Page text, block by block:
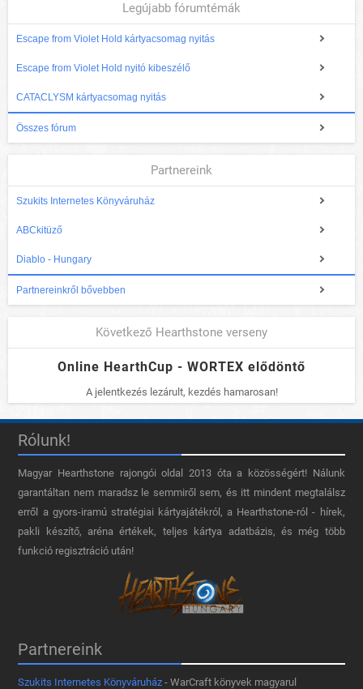
Legújabb fórumtémák
Escape from Violet Hold kártyacsomag nyitás
Escape from Violet Hold nyitó kibeszélő
CATACLYSM kártyacsomag nyitás
Összes fórum
Partnereink
Szukits Internetes Könyváruház
ABCkitüző
Diablo - Hungary
Partnereinkről bővebben
Következő Hearthstone verseny
Online HearthCup - WORTEX elődöntő
A jelentkezés lezárult, kezdés hamarosan!
Rólunk!
Magyar Hearthstone​ rajongói oldal 2013 óta a közösségért! Nálunk
garantáltan nem maradsz le semmiről sem, és itt mindent megtalálsz
erről a gyors-iramú stratégiai kártyajátékról, a Hearthstone-ról - hírek,
pakli készítő, aréna értékek, teljes kártya adatbázis, és még több
funkció regisztráció után!
Partnereink
Szukits Internetes Könyváruház - WarCraft könyvek magyarul